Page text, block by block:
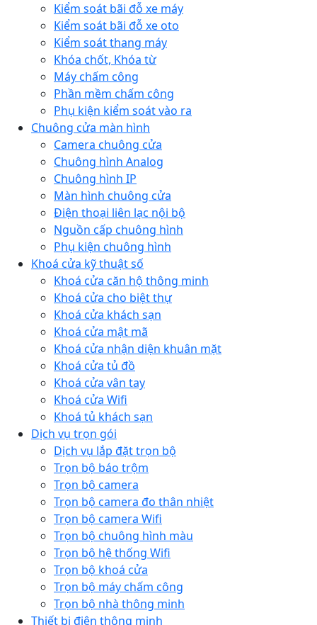
Kiểm soát bãi đỗ xe máy
Kiểm soát bãi đỗ xe oto
Kiểm soát thang máy
Khóa chốt, Khóa từ
Máy chấm công
Phần mềm chấm công
Phụ kiện kiểm soát vào ra
Chuông cửa màn hình
Camera chuông cửa
Chuông hình Analog
Chuông hình IP
Màn hình chuông cửa
Điện thoại liên lạc nội bộ
Nguồn cấp chuông hình
Phụ kiện chuông hình
Khoá cửa kỹ thuật số
Khoá cửa căn hộ thông minh
Khoá cửa cho biệt thự
Khoá cửa khách sạn
Khoá cửa mật mã
Khoá cửa nhận diện khuân mặt
Khoá cửa tủ đồ
Khoá cửa vân tay
Khoá cửa Wifi
Khoá tủ khách sạn
Dịch vụ trọn gói
Dịch vụ lắp đặt trọn bộ
Trọn bộ báo trộm
Trọn bộ camera
Trọn bộ camera đo thân nhiệt
Trọn bộ camera Wifi
Trọn bộ chuông hình màu
Trọn bộ hệ thống Wifi
Trọn bộ khoá cửa
Trọn bộ máy chấm công
Trọn bộ nhà thông minh
Thiết bị điện thông minh